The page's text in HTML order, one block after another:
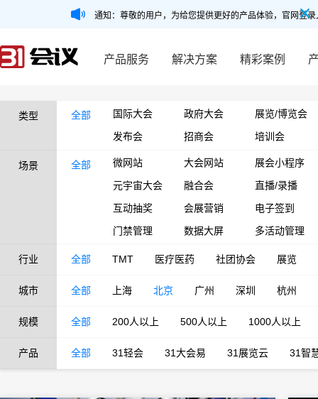
通知：尊敬的用户，为给您提供更好的产品体验，官网登
产品服务 解决方案 精彩案例
类型 全部 国际大会 政府大会
展览/博览会
发布会
招商会 培训会
场景 全部 微网站 大会网站
展会小程序
元宇宙大会
融合会
直播/录播
互动抽奖
会展营销
电子签到
门禁管理
数据大屏 多活动管理
行业 全部 TMT 医疗医药 社团协会 展览
城市 全部 上海 北京 广州 深圳 杭州
规模 全部 200人以上 500人以上 1000人以上
产品 全部 31轻会 31大会易 31展览云 31智